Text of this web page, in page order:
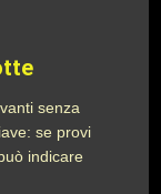
senza
se provi
indicare